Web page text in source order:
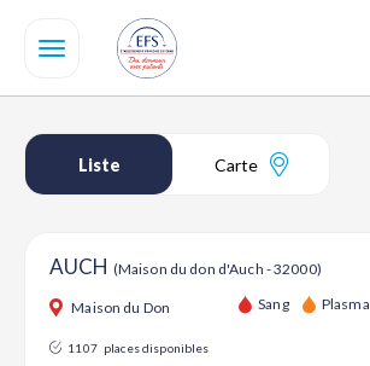
contenu
Liste Carte
AUCH (Maison du don d'Auch - 32000)
Maison du Don Sang Plasma
1107 places disponibles